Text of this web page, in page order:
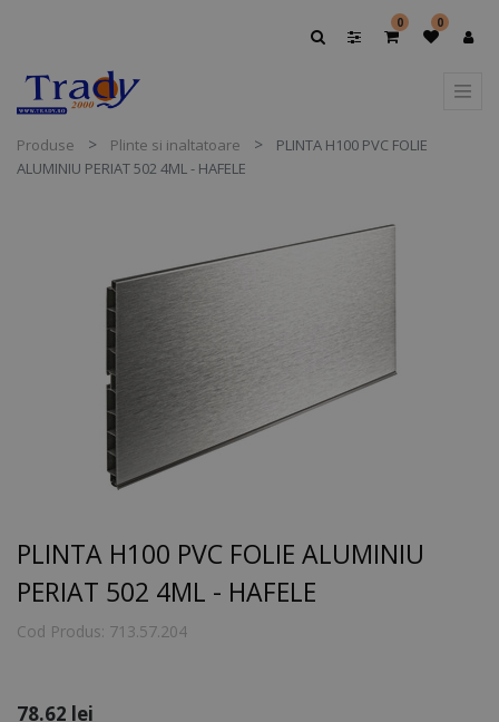
0 0
Produse Plinte si inaltatoare
PLINTA H100 PVC FOLIE
ALUMINIU PERIAT 502 4ML - HAFELE
PLINTA H100 PVC FOLIE ALUMINIU
PERIAT 502 4ML - HAFELE
Cod Produs: 713.57.204
78.62 lei